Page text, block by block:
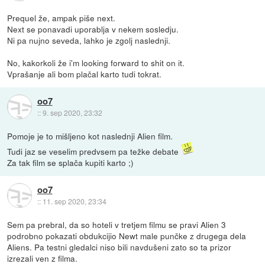
Prequel že, ampak piše next.
Next se ponavadi uporablja v nekem sosledju.
Ni pa nujno seveda, lahko je zgolj naslednji.
No, kakorkoli že i'm looking forward to shit on it.
Vprašanje ali bom plačal karto tudi tokrat.
oo7
::9. sep 2020, 23:32
Pomoje je to mišljeno kot naslednji Alien film.
Tudi jaz se veselim predvsem pa težke debate
Za tak film se splača kupiti karto ;)
oo7
:: 11. sep 2020, 23:34
Sem pa prebral, da so hoteli v tretjem filmu se pravi Alien 3
podrobno pokazati obdukcijio Newt male punčke z drugega dela
Aliens. Pa testni gledalci niso bili navdušeni zato so ta prizor
izrezali ven z filma.